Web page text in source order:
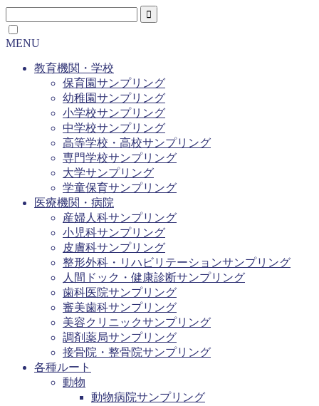
MENU
教育機関・学校
保育園サンプリング
幼稚園サンプリング
小学校サンプリング
中学校サンプリング
高等学校・高校サンプリング
専門学校サンプリング
大学サンプリング
学童保育サンプリング
医療機関・病院
産婦人科サンプリング
小児科サンプリング
皮膚科サンプリング
整形外科・リハビリテーションサンプリング
人間ドック・健康診断サンプリング
歯科医院サンプリング
審美歯科サンプリング
美容クリニックサンプリング
調剤薬局サンプリング
接骨院・整骨院サンプリング
各種ルート
動物
動物病院サンプリング